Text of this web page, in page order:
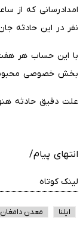
امدادرسانی که از
نفر در این حادثه
با این حساب هر
بخش خصوصی محبوس
علت دقیق حادثه
انتهای پیام/
لینک کوتاه
ایلنا معدن دامغان